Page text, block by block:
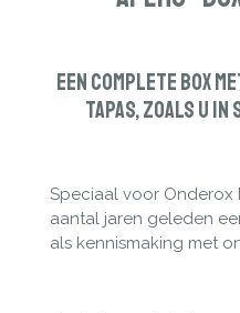
Een complete Box
tapas, zoals u
Speciaal voor Onderox
aantal jaren geleden
als kennismaking met